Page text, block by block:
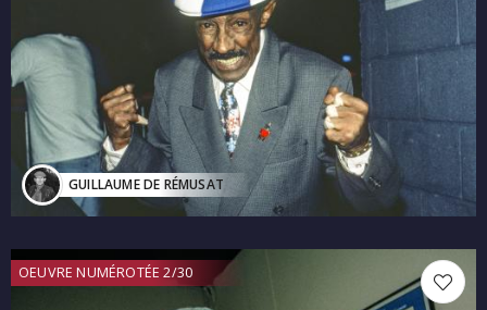
GUILLAUME DE RÉMUSAT
OEUVRE NUMÉROTÉE 2/30